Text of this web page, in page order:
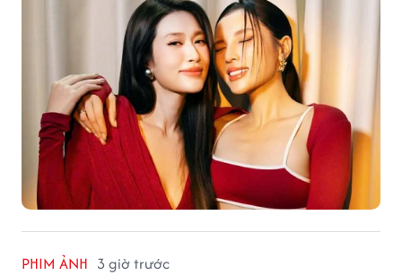
PHIM ẢNH 3 giờ trước